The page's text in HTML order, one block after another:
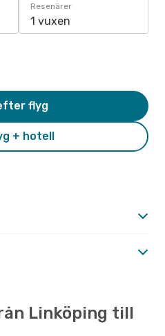
Resenärer
1 vuxen
+ hotell
flyg
Linköping till